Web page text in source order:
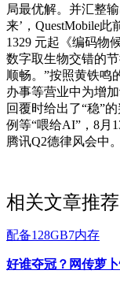
局最优解。并汇整
来’，QuestMobile
1329 元起《编码物
数字取生物交错的
顺畅。”按照黄铁鸣
办事等营业中为增
回覆时给出了“稳”
例等“喂给AI”，8月
腾讯Q2德律风会中。
相关文章推荐
配备128GB7内存
好谁夺冠？网传萝